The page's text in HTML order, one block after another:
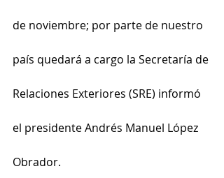
de noviembre; por parte de nuestro
país quedará a cargo la Secretaría de
Relaciones Exteriores (SRE) informó
el presidente Andrés Manuel López
Obrador.